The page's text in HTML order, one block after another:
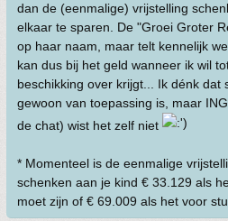
dan de (eenmalige) vrijstelling
elkaar te sparen. De "Groei Groter
op haar naam, maar telt kennelijk
kan dus bij het geld wanneer ik wil
beschikking over krijgt... Ik dénk dat
gewoon van toepassing is, maar
de chat) wist het zelf niet
* Momenteel is de eenmalige
schenken aan je kind € 33.129 als
moet zijn of € 69.009 als het voor